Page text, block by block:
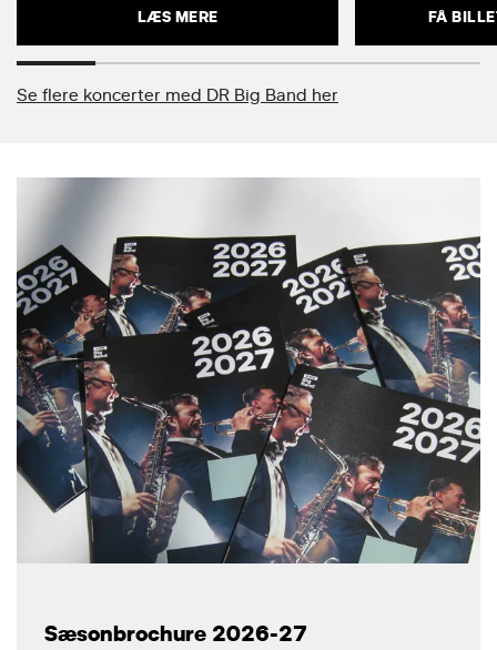
LÆS MERE FÅ
Se flere koncerter med DR Big Band her
Sæsonbrochure 2026-27